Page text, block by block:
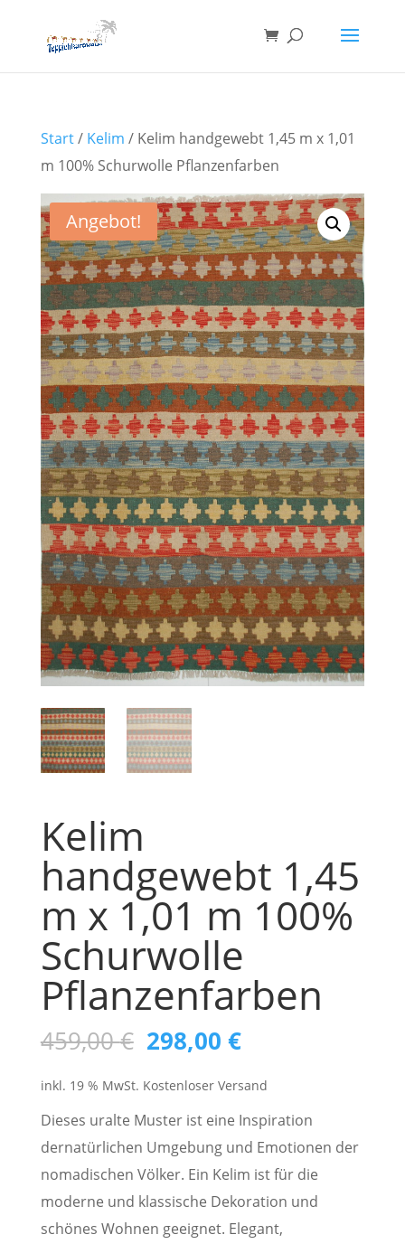
Start/ Kelim / Kelim handgewebt 1,45 m x 1,01
m 100% Schurwolle Pflanzenfarben
Angebot!
Kelim
handgewebt 1,45
m x 1,01 m 100%
Schurwolle
Pflanzenfarben
459,00€ Ursprünglicher
war:
459,00 €
298,00 €Aktueller
ist:
298,00 €.
inkl. 19 % MwSt. Kostenloser Versand
Dieses uralte Muster ist eine Inspiration
dernatürlichen Umgebung und Emotionen der
nomadischen Völker. Ein Kelim ist für die
moderne und klassische Dekoration und
schönes Wohnen geeignet. Elegant,